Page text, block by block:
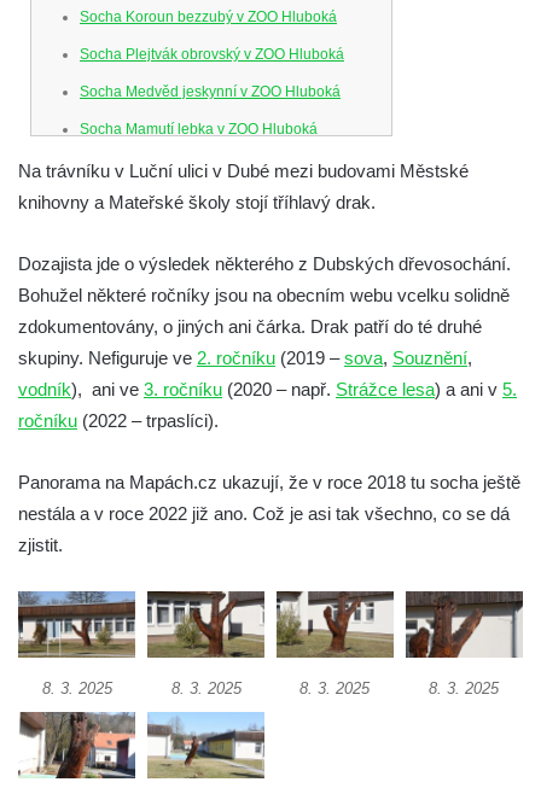
Socha Koroun bezzubý v ZOO Hluboká
Socha Plejtvák obrovský v ZOO Hluboká
Socha Medvěd jeskynní v ZOO Hluboká
Socha Mamutí lebka v ZOO Hluboká
Socha Mamut srstnatý v ZOO Hluboká
Socha Orel v ZOO Hluboká
Socha Přátelství v ZOO Hluboká
Socha Matka příroda v ZOO Hluboká
Socha Lišky v ZOO Hluboká
Socha Kudlanka v ZOO Hluboká
Socha Vlčice s mládětem v ZOO Hluboká
Socha Orlice v ZOO Hluboká
Socha Kozorožec horský v ZOO Hluboká
Socha Včela v ZOO Hluboká
Socha Housenka v ZOO Hluboká
Socha Nosorožík v ZOO Hluboká
Socha Rosomák v ZOO Hluboká
Na trávníku v Luční ulici v Dubé mezi budovami Městské
knihovny a Mateřské školy stojí tříhlavý drak.
Dozajista jde o výsledek některého z Dubských dřevosochání.
Bohužel některé ročníky jsou na obecním webu vcelku solidně
zdokumentovány, o jiných ani čárka. Drak patří do té druhé
skupiny. Nefiguruje ve 2. ročníku (2019 –sova, Souznění,
vodník), ani ve 3. ročníku (2020 – např. Strážce lesa) a ani v 5.
ročníku (2022 – trpaslíci).
Panorama na Mapách.cz ukazují, že v roce 2018 tu socha ještě
nestála a v roce 2022 již ano. Což je asi tak všechno, co se dá
zjistit.
8. 3. 2025 8. 3. 2025 8. 3. 2025 8. 3. 2025